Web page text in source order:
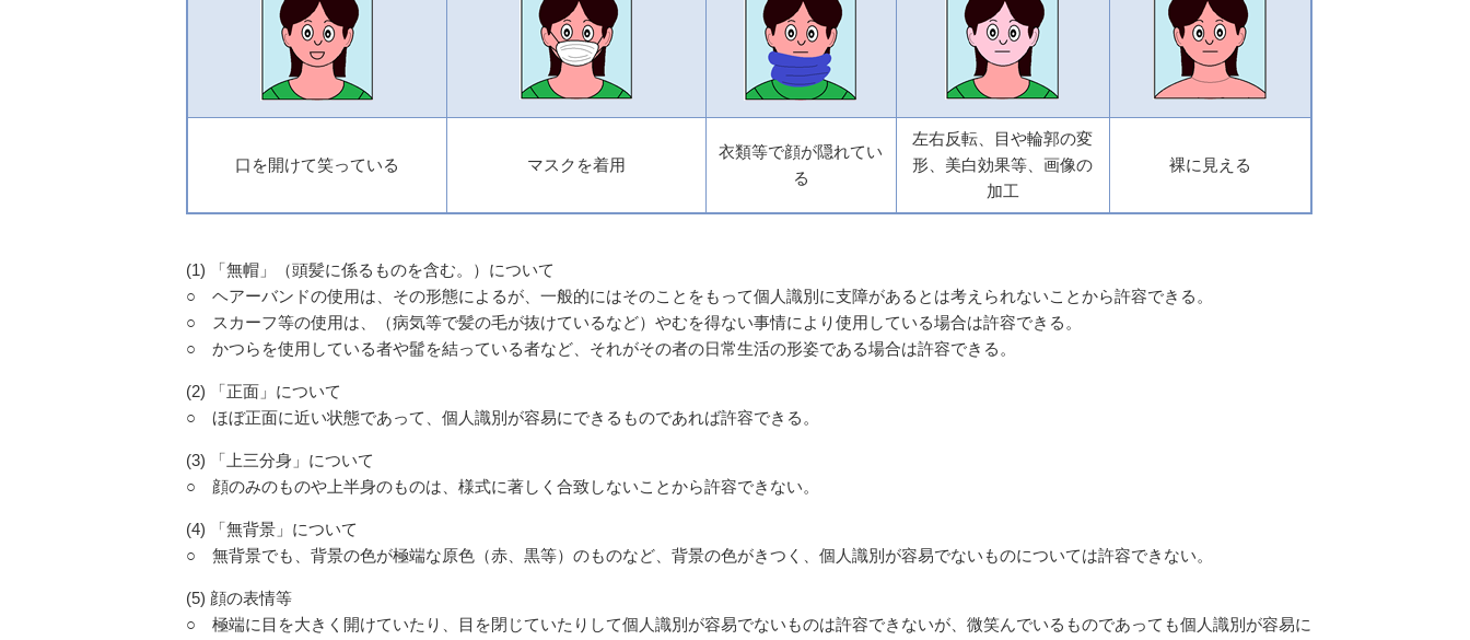
口を開けて笑っている マスクを着用
衣類等で顔が隠れてい
る
左右反転、目や輪郭の変
形、美白効果等、画像の
加工
裸に見える
(1) 「無帽」（頭髪に係るものを含む。）について
○ ヘアーバンドの使用は、その形態によるが、一般的にはそのことをもって個人識別に支障があるとは考えられないことから許容できる。
○ スカーフ等の使用は、（病気等で髪の毛が抜けているなど）やむを得ない事情により使用している場合は許容できる。
○ かつらを使用している者や髷を結っている者など、それがその者の日常生活の形姿である場合は許容できる。
(2) 「正面」について
○ ほぼ正面に近い状態であって、個人識別が容易にできるものであれば許容できる。
(3) 「上三分身」について
○ 顔のみのものや上半身のものは、様式に著しく合致しないことから許容できない。
(4) 「無背景」について
○ 無背景でも、背景の色が極端な原色（赤、黒等）のものなど、背景の色がきつく、個人識別が容易でないものについては許容できない。
(5) 顔の表情等
○ 極端に目を大きく開けていたり、目を閉じていたりして個人識別が容易でないものは許容できないが、微笑んでいるものであっても個人識別が容易に